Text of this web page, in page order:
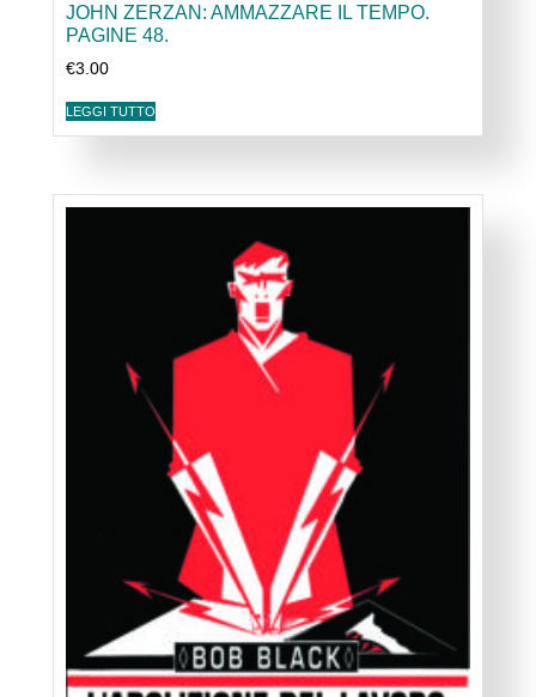
JOHN ZERZAN: AMMAZZARE IL TEMPO.
PAGINE 48.
€3.00
LEGGI TUTTO